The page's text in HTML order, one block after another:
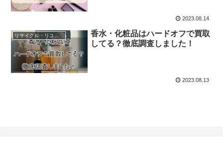
2023.08.14
リサイクル・リユースショップ
香水・化粧品はハードオフで買取
してる？徹底調査しました！
2023.08.13